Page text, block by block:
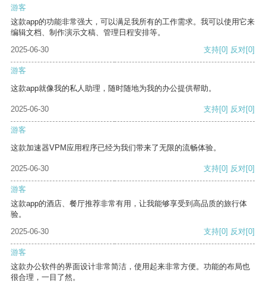
游客
这款app的功能非常强大，可以满足我所有的工作需求。我可以使用它来
编辑文档、制作演示文稿、管理日程安排等。
2025-06-30
支持[0] 反对[0]
游客
这款app就像我的私人助理，随时随地为我的办公提供帮助。
2025-06-30 支持[0] 反对[0]
游客
这款加速器VPM应用程序已经为我们带来了无限的流畅体验。
2025-06-30 支持[0] 反对[0]
游客
这款app的酒店、餐厅推荐非常有用，让我能够享受到高品质的旅行体
验。
2025-06-30
支持[0] 反对[0]
游客
这款办公软件的界面设计非常简洁，使用起来非常方便。功能的布局也
很合理，一目了然。